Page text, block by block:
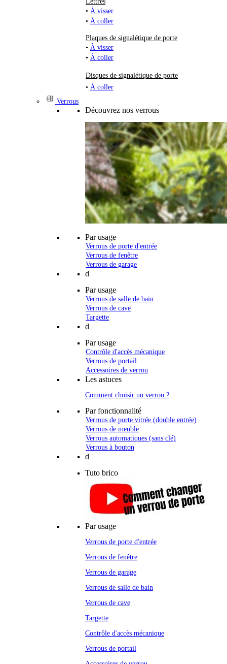
• À visser
• À coller
Plaques de signalétique de porte
• À visser
• À coller
Disques de signalétique de porte
• À coller
Verrous
Découvrez nos verrous
Par usage
Verrous de porte d'entrée
Verrous de fenêtre
Verrous de garage
d
Par usage
Verrous de salle de bain
Verrous de cave
Targette
d
Par usage
Contrôle d'accès mécanique
Verrous de portail
Accessoires de verrou
Les astuces
Comment choisir un verrou ?
Par fonctionnalité
Verrous de porte vitrée (double entrée)
Verrous de meuble
Verrous automatiques (sans clé)
Verrous à bouton
d
Tuto brico
Par usage
Verrous de porte d'entrée
Verrous de fenêtre
Verrous de garage
Verrous de salle de bain
Verrous de cave
Targette
Contrôle d'accès mécanique
Verrous de portail